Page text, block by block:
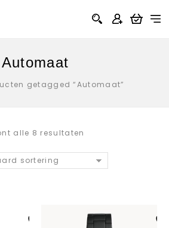
Automaat
getagged “Automaat”
alle 8 resultaten
sortering